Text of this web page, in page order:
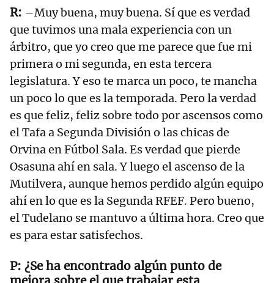
–Muy buena, muy buena. Sí que es verdad
que tuvimos una mala experiencia con un
árbitro, que yo creo que me parece que fue mi
primera o mi segunda, en esta tercera
legislatura. Y eso te marca un poco, te mancha
un poco lo que es la temporada. Pero la verdad
es que feliz, feliz sobre todo por ascensos como
el Tafa a Segunda División o las chicas de
Orvina en Fútbol Sala. Es verdad que pierde
Osasuna ahí en sala. Y luego el ascenso de la
Mutilvera, aunque hemos perdido algún equipo
ahí en lo que es la Segunda RFEF. Pero bueno,
el Tudelano se mantuvo a última hora. Creo que
es para estar satisfechos.
¿Se ha encontrado algún punto de